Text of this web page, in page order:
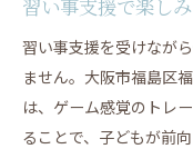
習い事支援で楽し
習い事支援を受けなが
ません。大阪市福島区
は、ゲーム感覚のトレ
ることで、子どもが前